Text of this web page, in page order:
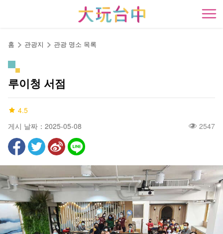
開
홈 관광지 관광 명소 목록
루이청 서점
4.5
게시 날짜：2025-05-08
2547